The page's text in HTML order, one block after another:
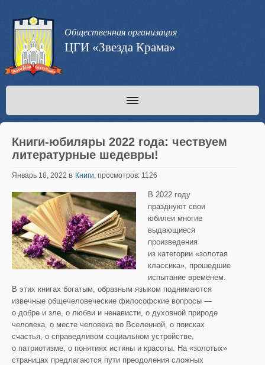
Общественная организация
ЦГИ «Звезда Крама»
Книги-юбиляры 2022 года: чествуем
литературные шедевры!
Январь 18, 2022 в Книги, просмотров: 1126
В 2022 году
празднуют свои
юбилеи многие
выдающиеся
произведения
из категории «золотая
классика», прошедшие
испытание временем.
В этих книгах богатым, образным языком поднимаются
извечные общечеловеческие философские вопросы —
о добре и зле, о любви и ненависти, о духовной природе
человека, о месте человека во Вселенной, о поисках
счастья, о справедливом социальном устройстве,
о патриотизме, о понятиях истины и красоты. На «золотых»
страницах предлагаются пути преодоления сложных